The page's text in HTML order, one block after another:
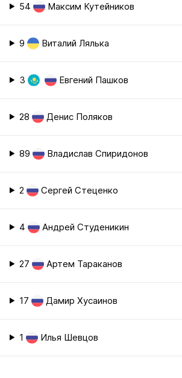
54 Максим Кутейников
9 Виталий Лялька
3 Евгений Пашков
28 Денис Поляков
89 Владислав Спиридонов
2 Сергей Стеценко
4 Андрей Студеникин
27 Артем Тараканов
17 Дамир Хусаинов
1 Илья Шевцов